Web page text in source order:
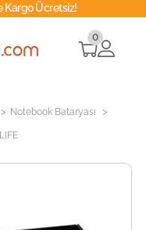
Kargo Ücretsiz!
0
> Notebook Bataryası >